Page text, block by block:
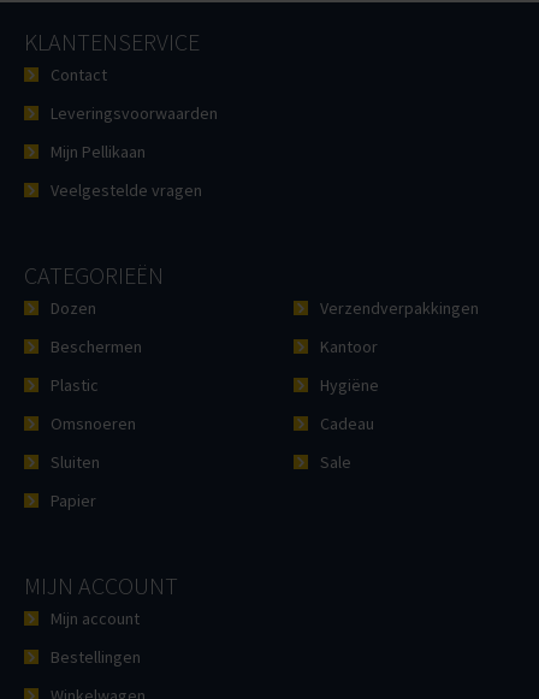
KLANTENSERVICE
Contact
Leveringsvoorwaarden
Mijn Pellikaan
Veelgestelde vragen
CATEGORIEËN
Dozen
Beschermen
Plastic
Omsnoeren
Sluiten
Papier
Verzendverpakkingen
Kantoor
Hygiëne
Cadeau
Sale
MIJN ACCOUNT
Mijn account
Bestellingen